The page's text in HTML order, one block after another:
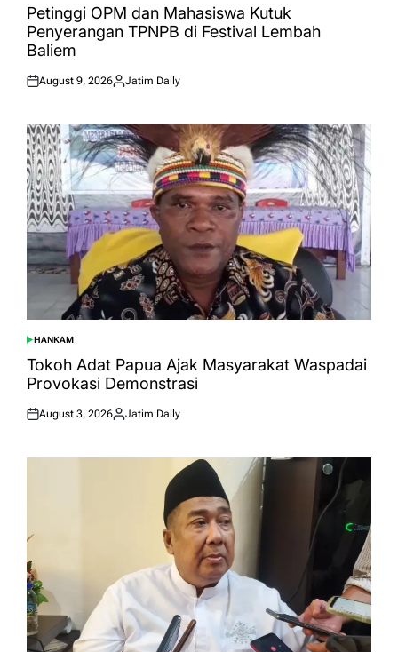
IN
Petinggi OPM dan Mahasiswa Kutuk
Penyerangan TPNPB di Festival Lembah
Baliem
Posted
August 9, 2026
Posted
Jatim Daily
POSTED
IN
HANKAM
Tokoh Adat Papua Ajak Masyarakat Waspadai
Provokasi Demonstrasi
Posted
August 3, 2026
Posted
Jatim Daily